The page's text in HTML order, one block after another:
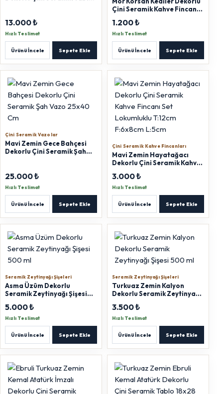
13.000 ₺
Hızlı Teslimat
Ürünü İncele Sepete Ekle
Çini Seramik Kahve Fincanı
Fincan:6x8cm
1.200 ₺
Hızlı Teslimat
Ürünü İncele Sepete Ekle
Çini Seramik Vazolar
Mavi Zemin Gece Bahçesi
Dekorlu Çini Seramik Şah
25.000 ₺
Hızlı Teslimat
Ürünü İncele Sepete Ekle
Çini Seramik Kahve Fincanları
Mavi Zemin Hayatağacı
Dekorlu Çini Seramik Kahve
T:12cm F:6x8cm L:5cm
3.000 ₺
Hızlı Teslimat
Ürünü İncele Sepete Ekle
Seramik Zeytinyağı Şişeleri
Asma Üzüm Dekorlu
Seramik Zeytinyağı Şişesi
5.000 ₺
Hızlı Teslimat
Ürünü İncele Sepete Ekle
Seramik Zeytinyağı Şişeleri
Turkuaz Zemin Kalyon
Dekorlu Seramik Zeytinyağı
3.500 ₺
Hızlı Teslimat
Ürünü İncele Sepete Ekle